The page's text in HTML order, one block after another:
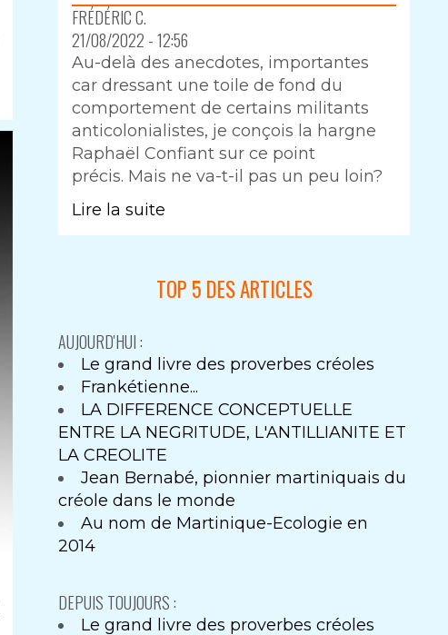
FRÉDÉRIC C.
21/08/2022 - 12:56
Au-delà des anecdotes, importantes
car dressant une toile de fond du
comportement de certains militants
anticolonialistes, je conçois la hargne
Raphaël Confiant sur ce point
précis. Mais ne va-t-il pas un peu loin?
Lire la suite
TOP 5 DES ARTICLES
AUJOURD'HUI :
Le grand livre des proverbes créoles
Frankétienne...
LA DIFFERENCE CONCEPTUELLE
ENTRE LA NEGRITUDE, L'ANTILLIANITE ET
LA CREOLITE
Jean Bernabé, pionnier martiniquais du
créole dans le monde
Au nom de Martinique-Ecologie en
2014
DEPUIS TOUJOURS :
Le grand livre des proverbes créoles